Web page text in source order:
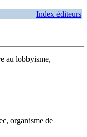
Index éditeurs
au lobbyisme,
organisme de